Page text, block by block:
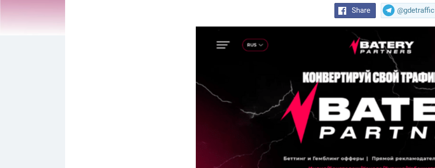
Share @gdetraffic